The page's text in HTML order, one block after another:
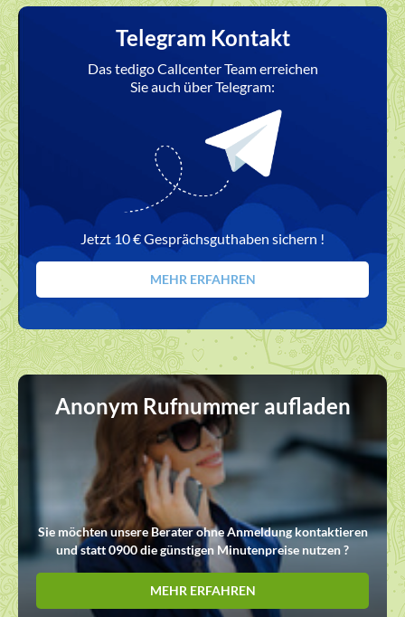
Telegram Kontakt
Das tedigo Callcenter Team erreichen
Sie auch über Telegram:
Jetzt 10 € Gesprächsguthaben sichern !
MEHR ERFAHREN
Anonym Rufnummer aufladen
Sie möchten unsere Berater ohne Anmeldung kontaktieren
und statt 0900 die günstigen Minutenpreise nutzen ?
MEHR ERFAHREN